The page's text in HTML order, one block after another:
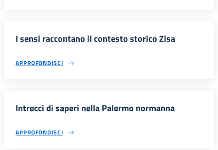
I sensi raccontano il contesto storico Zisa
APPROFONDISCI
Intrecci di saperi nella Palermo normanna
APPROFONDISCI